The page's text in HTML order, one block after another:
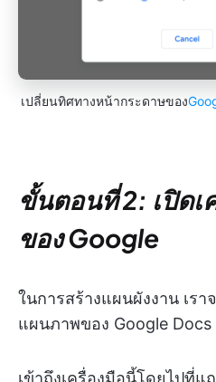
เปลี่ยนทิศทางหน้ากระดาษของ
ขั้นตอนที่ 2: เปิด
ของ Google
ในการสร้างแผนผังงาน เรา
แผนภาพของ Google Docs
เข้าถึงเครื่องมือนี้โดยไปที่แ